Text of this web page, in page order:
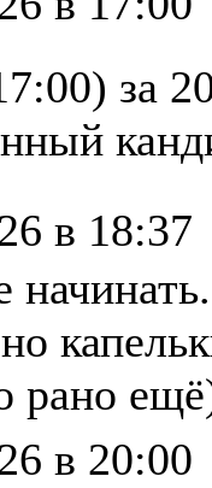
за
в 18:37
рано
в 20:00